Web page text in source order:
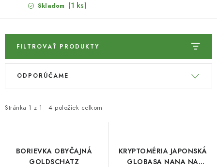
CHÉMIA
PRIESADY ZELENINY
Kontakty
Obchodné podmienky
Podmienky ochrany osobných údajov
Skladom (1 ks)
FILTROVAŤ PRODUKTY
V
i
Stránka 1 z 1 - 4 položiek celkom
R
e
ODPORÚČAME
BORIEVKA OBYČAJNÁ
GOLDSCHATZ
KRYPTOMÉRIA JAPONSKÁ
GLOBASA NANA NA